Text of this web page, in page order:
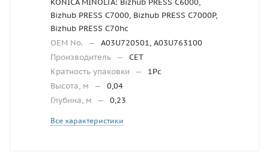
KONICA MINOLTA: Bizhub PRESS C6000,
Bizhub PRESS C7000, Bizhub PRESS C7000P,
Bizhub PRESS C70hc
OEM No.
—
A03U720501, A03U763100
Производитель —
CET
Кратность упаковки
—
1Pc
Высота, м
—
0,04
Глубина, м
— 0,23
Все характеристики